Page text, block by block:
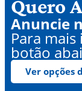
Quero
Anuncie
Para
botão
Ver opções